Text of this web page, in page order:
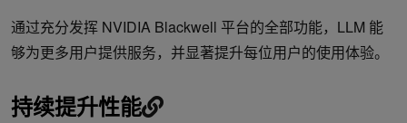
通过充分发挥 NVIDIA Blackwell 平台的全部功能，LLM 能
够为更多用户提供服务，并显著提升每位用户的使用体验。
持续提升性能